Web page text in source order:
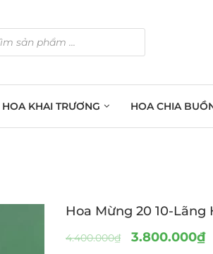
HOA KHAI TRƯƠNG HOA CHIA
Hoa Mừng 20 10-Lãng
4.400.000₫ 3.800.000₫